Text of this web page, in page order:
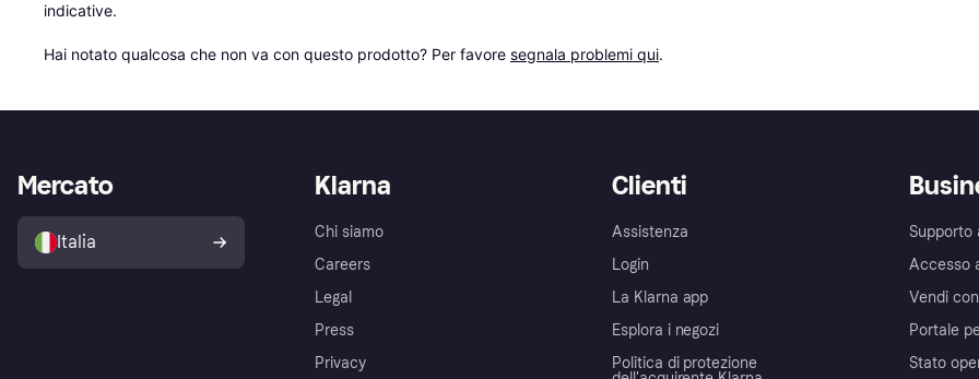
indicative.
Hai notato qualcosa che non va con questo prodotto? Per favore segnala problemi qui.
Klarna
Chi siamo
Careers
Legal
Press
Privacy
Clienti
Assistenza
Login
La Klarna app
Esplora i negozi
Politica di protezione
Supporto
Accesso
Vendi
Portale
Stato
Mercato
Italia